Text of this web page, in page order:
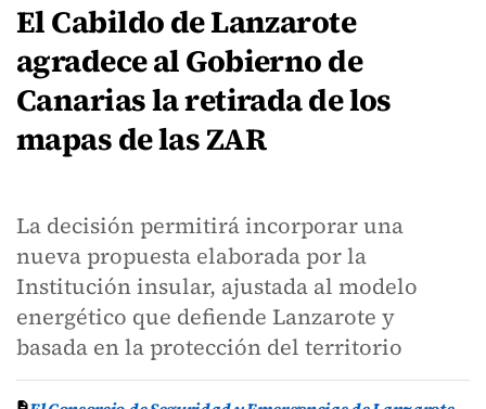
El Cabildo de Lanzarote
agradece al Gobierno de
Canarias la retirada de los
mapas de las ZAR
La decisión permitirá incorporar una
nueva propuesta elaborada por la
Institución insular, ajustada al modelo
energético que defiende Lanzarote y
basada en la protección del territorio